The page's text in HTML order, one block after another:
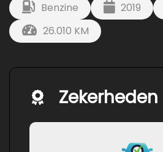
Benzine 2019
26.010 KM
Zekerheden